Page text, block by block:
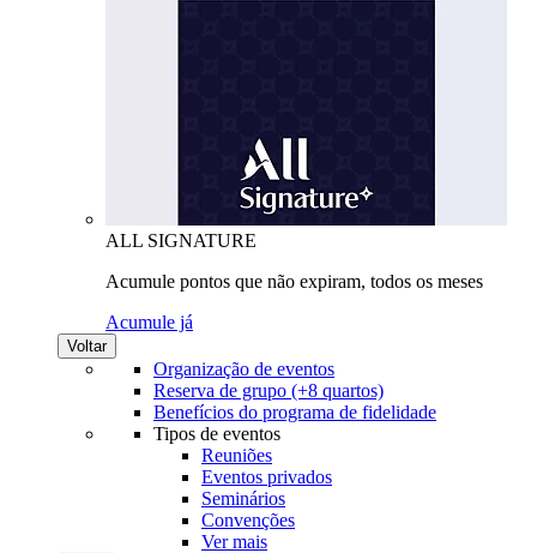
ALL SIGNATURE
Acumule pontos que não expiram, todos os meses
Acumule já
Voltar
Organização de eventos
Reserva de grupo (+8 quartos)
Benefícios do programa de fidelidade
Tipos de eventos
Reuniões
Eventos privados
Seminários
Convenções
Ver mais